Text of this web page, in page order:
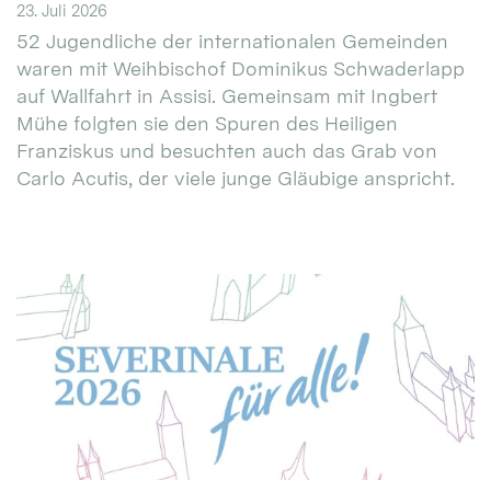
23. Juli 2026
52 Jugendliche der internationalen Gemeinden
waren mit Weihbischof Dominikus Schwaderlapp
auf Wallfahrt in Assisi. Gemeinsam mit Ingbert
Mühe folgten sie den Spuren des Heiligen
Franziskus und besuchten auch das Grab von
Carlo Acutis, der viele junge Gläubige anspricht.